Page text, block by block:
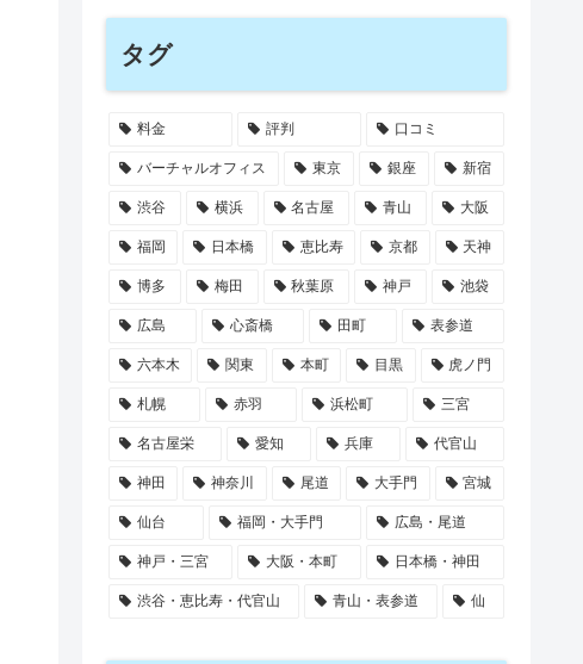
タグ
料金 評判 口コミ
バーチャルオフィス 東京 銀座 新宿
渋谷 横浜 名古屋 青山 大阪
福岡 日本橋 恵比寿 京都 天神
博多 梅田 秋葉原 神戸 池袋
広島 心斎橋 田町 表参道
六本木 関東 本町 目黒 虎ノ門
札幌 赤羽 浜松町 三宮
名古屋栄 愛知 兵庫 代官山
神田 神奈川 尾道 大手門 宮城
仙台 福岡・大手門 広島・尾道
神戸・三宮 大阪・本町 日本橋・神田
渋谷・恵比寿・代官山 青山・表参道 仙